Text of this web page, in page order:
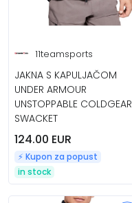
11teamsports
JAKNA S KAPULJAČOM
UNDER ARMOUR
UNSTOPPABLE COLDGEAR
SWACKET
124.00 EUR
⚡️ Kupon za popust
in stock